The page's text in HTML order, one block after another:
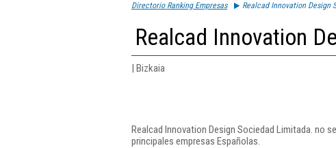
Directorio Ranking Empresas Realcad Innovation Design
Realcad Innovation
| Bizkaia
Realcad Innovation Design Sociedad Limitada. no
principales empresas Españolas.